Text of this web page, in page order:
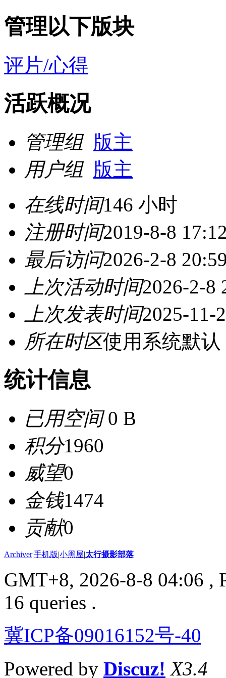
管理以下版块
评片/心得
活跃概况
管理组 版主
用户组 版主
在线时间146 小时
注册时间2019-8-8
最后访问2026-2-8
上次活动时间2026-2-8
上次发表时间2025-11-
所在时区使用系统默认
统计信息
已用空间0 B
积分1960
威望0
金钱1474
贡献0
Archiver|手机版|小黑屋|太行摄影部落
GMT+8, 2026-8-8 04:06 ,
16 queries .
冀ICP备09016152号-40
Powered by Discuz! X3.4